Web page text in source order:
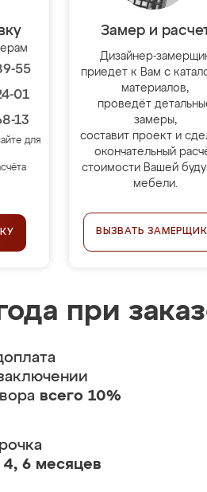
55
01
13
для
Замер и
Дизайнер-
приедет к Вам с
материалов,
проведёт
замеры,
составит проект и
окончательный
стоимости Вашей
мебели.
ВЫЗВАТЬ
при
всего 10%
4, 6 месяцев